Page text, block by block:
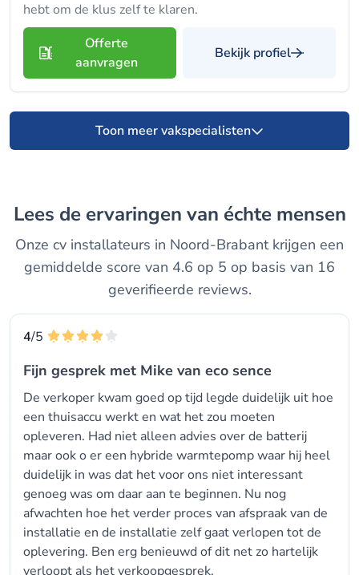
hebt om de klus zelf te klaren.
Offerte
aanvragen
Bekijk profiel
Toon meer vakspecialisten
Lees de ervaringen van échte mensen
Onze cv installateurs in Noord-Brabant krijgen een
gemiddelde score van 4.6 op 5 op basis van 16
geverifieerde reviews.
4/5
Fijn gesprek met Mike van eco sence
De verkoper kwam goed op tijd legde duidelijk uit hoe
een thuisaccu werkt en wat het zou moeten
opleveren. Had niet alleen advies over de batterij
maar ook o er een hybride warmtepomp waar hij heel
duidelijk in was dat het voor ons niet interessant
genoeg was om daar aan te beginnen. Nu nog
afwachten hoe het verder proces van afspraak van de
installatie en de installatie zelf gaat verlopen tot de
oplevering. Ben erg benieuwd of dit net zo hartelijk
verloopt als het verkoopgesprek.